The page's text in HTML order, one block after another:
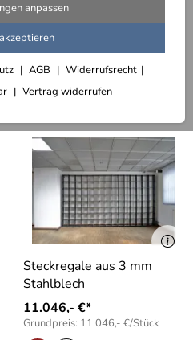
anpassen
AGB
Widerrufsrecht
Vertrag widerrufen
CD-, DVD- und Schallplatten Regale
Sortieren
Steckregale aus 3 mm
Stahlblech
11.046,- €*
Grundpreis: 11.046,- €/Stück